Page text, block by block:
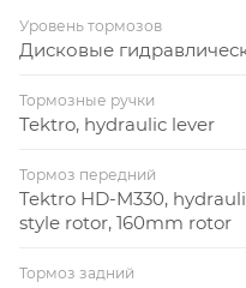
Уровень тормозов
Дисковые
Тормозные ручки
Tektro, hydraulic lever
Тормоз передний
Tektro HD-M330,
style rotor, 160mm rotor
Тормоз задний